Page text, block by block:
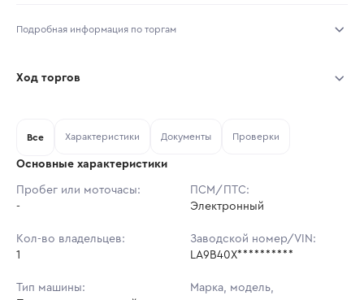
Подробная информация по торгам
Тип аукциона: Открытые торги
Шаг торгов: 19 593 ₽
Кол-во ставок:
Ход торгов
Ставок не найдено
в аукционах
Все Характеристики Документы Проверки
Основные характеристики
Пробег или моточасы:
-
ПСМ/ПТС:
Электронный
Кол-во владельцев:
1
Заводской номер/VIN:
LA9B40X**********
Тип машины:
Марка, модель,